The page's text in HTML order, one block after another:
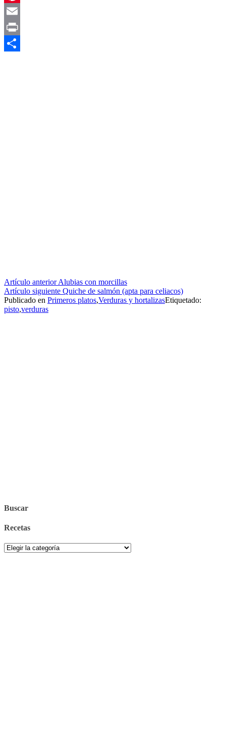
Pinterest
Email
Print
Seguir
leyendo
Artículo anteriorAlubias con morcillas
Artículo siguiente Quiche de salmón (apta para celiacos)
Publicado en Primeros platos,Verduras y hortalizasEtiquetado:
pisto,verduras
Buscar
Recetas
Recetas